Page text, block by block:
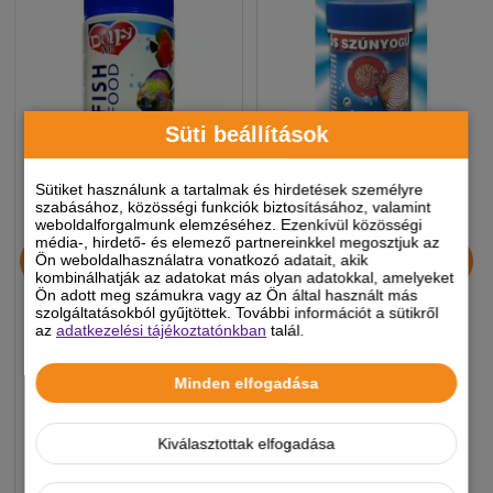
Süti beállítások
Sütiket használunk a tartalmak és hirdetések személyre
szabásához, közösségi funkciók biztosításához, valamint
weboldalforgalmunk elemzéséhez. Ezenkívül közösségi
média-, hirdető- és elemező partnereinkkel megosztjuk az
Ön weboldalhasználatra vonatkozó adatait, akik
kombinálhatják az adatokat más olyan adatokkal, amelyeket
Ön adott meg számukra vagy az Ön által használt más
szolgáltatásokból gyűjtöttek. További információt a sütikről
azadatkezelési tájékoztatónkban talál.
Minden elfogadása
Kiválasztottak elfogadása
Dolly Haltáp Vörös
Szúnyoglárva 120ml
1 490 Ft
Készleten, várható szállítás 1-3
Bio-Lio Haltáp Vörös
Szúnyoglárva 30ml
Készleten, várható szállítás 1-3
munkanap